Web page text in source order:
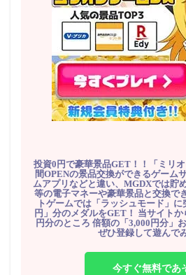
投資0円で豪華景品GET！！「ミリ
間OPENの景品交換ができるゲーム
ムアプリなどと違い、MGDXでは貯
等の電子マネーや豪華景品と交換で
トゲームでは「ラッシュモード」
円」分のメダルをGET！ 当サイト
円分のところ 倍額の「3,000円分」
ぜひ登録して遊んで
今すぐ無料であ